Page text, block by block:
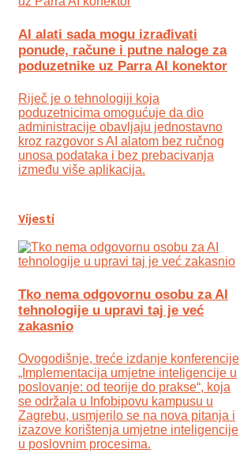
AI alati sada mogu izrađivati
ponude, račune i putne naloge za
poduzetnike uz Parra AI konektor
Riječ je o tehnologiji koja
poduzetnicima omogućuje da dio
administracije obavljaju jednostavno
kroz razgovor s AI alatom bez ručnog
unosa podataka i bez prebacivanja
između više aplikacija.
Vijesti
Tko nema odgovornu osobu za AI
tehnologije u upravi taj je već
zakasnio
Ovogodišnje, treće izdanje konferencije
„Implementacija umjetne inteligencije u
poslovanje: od teorije do prakse“, koja
se održala u Infobipovu kampusu u
Zagrebu, usmjerilo se na nova pitanja i
izazove korištenja umjetne inteligencije
u poslovnim procesima.